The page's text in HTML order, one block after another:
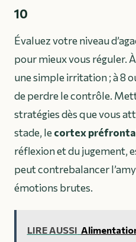
10
Évaluez votre niveau
pour mieux vous réguler.
une simple irritation ; à 8
de perdre le contrôle.
stratégies dès que vous
stade, lecortex
réflexion et du jugement,
peut contrebalancer
émotions brutes.
LIRE AUSSI